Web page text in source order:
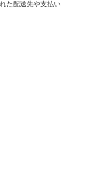
た配送先や支払い